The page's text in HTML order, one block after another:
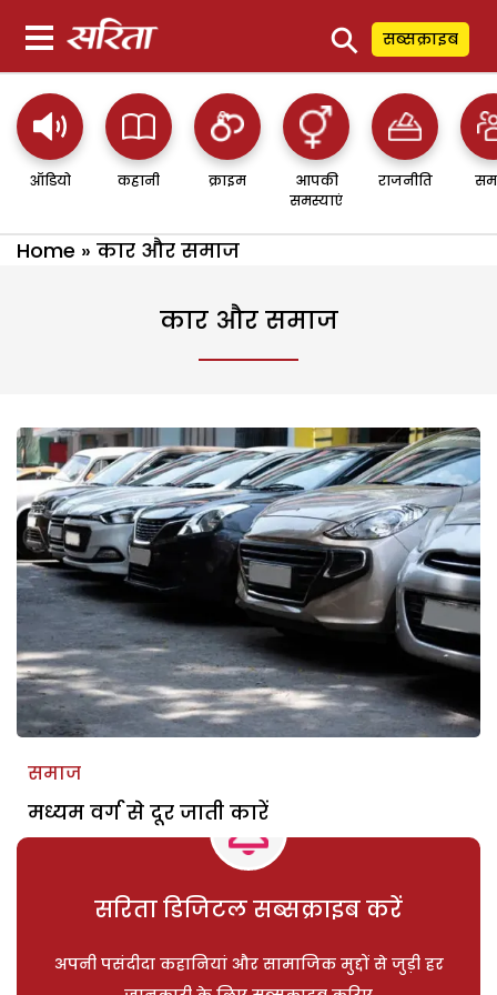
⚲ सब्सक्राइब
ऑडियो कहानी क्राइम
आपकी
समस्याएं
राजनीति
Home » कार और समाज
कार और समाज
समाज
मध्यम वर्ग से दूर जाती कारें
सरिता डिजिटल सब्सक्राइब करें
अपनी पसंदीदा कहानियां और सामाजिक मुद्दों से जुड़ी हर